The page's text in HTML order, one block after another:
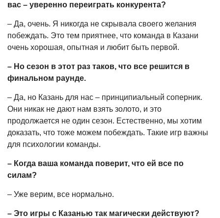
вас – уверенно переиграть конкурента?
– Да, очень. Я никогда не скрывала своего желания
побеждать. Это тем приятнее, что команда в Казани
очень хорошая, опытная и любит быть первой.
– Но сезон в этот раз таков, что все решится в
финальном раунде.
– Да, но Казань для нас – принципиальный соперник.
Они никак не дают нам взять золото, и это
продолжается не один сезон. Естественно, мы хотим
доказать, что тоже можем побеждать. Такие игр важны
для психологии команды.
– Когда ваша команда поверит, что ей все по
силам?
– Уже верим, все нормально.
– Это игры с Казанью так магически действуют?